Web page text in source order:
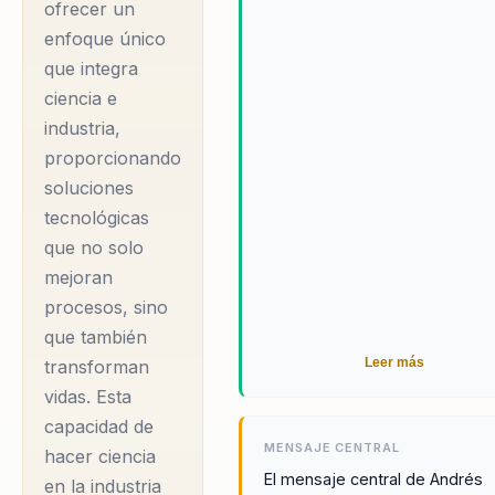
su competitividad.
Con una sólida
formación académica
que incluye un PhD y
dos maestrías,
Andrés ha logrado
fusionar el rigor
científico con la
innovación aplicada,
creando productos
tecnológicos
patentados y
comercializados en
17 países. Su
enfoque en la
personalización de
ofrecer un
enfoque único
que integra
ciencia e
industria,
proporcionando
soluciones
tecnológicas
que no solo
mejoran
procesos, sino
que también
transforman
vidas. Esta
capacidad de
hacer ciencia
en la industria
Leer más
MENSAJE CENTRAL
El mensaje central de Andrés